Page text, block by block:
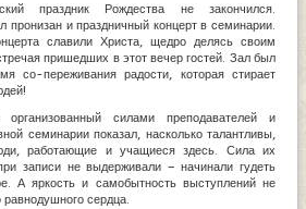
праздник Рождества не закончился.
пронизан и праздничный концерт в семинарии.
славили Христа, щедро делясь своим
пришедших в этот вечер гостей. Зал был
переживания радости, которая стирает
организованный силами преподавателей и
семинарии показал, насколько талантливы,
работающие и учащиеся здесь. Сила их
записи не выдерживали – начинали гудеть
А яркость и самобытность выступлений не
равнодушного сердца.